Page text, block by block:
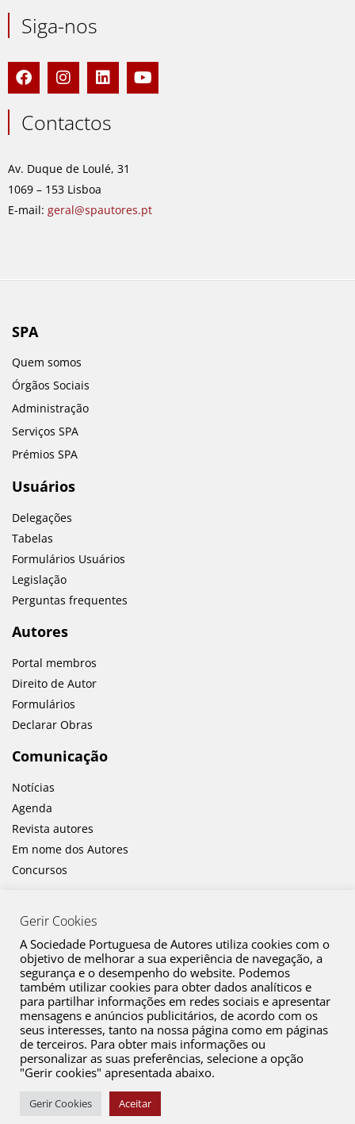
Siga-nos
F
a
c
e
b
o
k
I
n
s
t
a
r
a
m
L
i
n
k
e
i
n
Y
o
u
Contactos
Av. Duque de Loulé, 31
1069 – 153 Lisboa
E-mail: geral@spautores.pt
SPA
Quem somos
Órgãos Sociais
Administração
Serviços SPA
Prémios SPA
Usuários
Delegações
Tabelas
Formulários Usuários
Legislação
Perguntas frequentes
Autores
Portal membros
Direito de Autor
Formulários
Declarar Obras
Comunicação
Notícias
Agenda
Revista autores
Em nome dos Autores
Concursos
Canal de Denúncia
Plano de Prevenção de Riscos de Corrupção e Infrações Conexas
Política de Privacidade
Política de Cookies
Copyright © 2026 SPA. Todos os direitos reservados
Gerir Cookies
A Sociedade Portuguesa de Autores utiliza cookies com o
objetivo de melhorar a sua experiência de navegação, a
segurança e o desempenho do website. Podemos
também utilizar cookies para obter dados analíticos e
para partilhar informações em redes sociais e apresentar
mensagens e anúncios publicitários, de acordo com os
seus interesses, tanto na nossa página como em páginas
de terceiros. Para obter mais informações ou
personalizar as suas preferências, selecione a opção
"Gerir cookies" apresentada abaixo.
Gerir Cookies Aceitar